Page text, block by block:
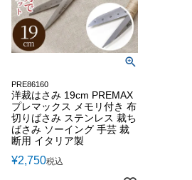
PRE86160
洋裁はさみ 19cm PREMAX
プレマックス メモリ付き 布
切りばさみ ステンレス 裁ち
ばさみ ソーイング 手芸 裁
断用 イタリア製
¥2,750税込